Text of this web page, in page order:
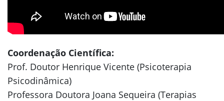
Coordenação Científica:
Prof. Doutor Henrique Vicente (Psicoterapia
Psicodinâmica)
Professora Doutora Joana Sequeira (Terapias